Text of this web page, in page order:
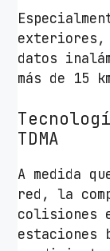
2
1
/
a
c
a
n
t
i
exteriores,
datos
más de 15
TDMA
A medida
red, la
colisiones
estaciones